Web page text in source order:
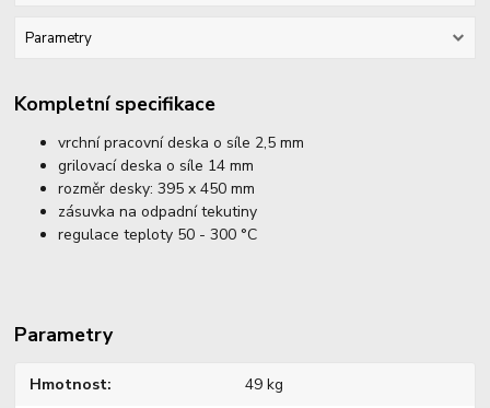
Parametry
Kompletní specifikace
vrchní pracovní deska o síle 2,5 mm
grilovací deska o síle 14 mm
rozměr desky: 395 x 450 mm
zásuvka na odpadní tekutiny
regulace teploty 50 - 300 °C
Parametry
Hmotnost 49 kg